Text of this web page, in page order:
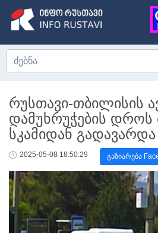
რუსთავი-თბილისის
დამუხრუჭების დროს
სკამიდან გადავარდა
2025-05-08 18:50:29 გაზიარება